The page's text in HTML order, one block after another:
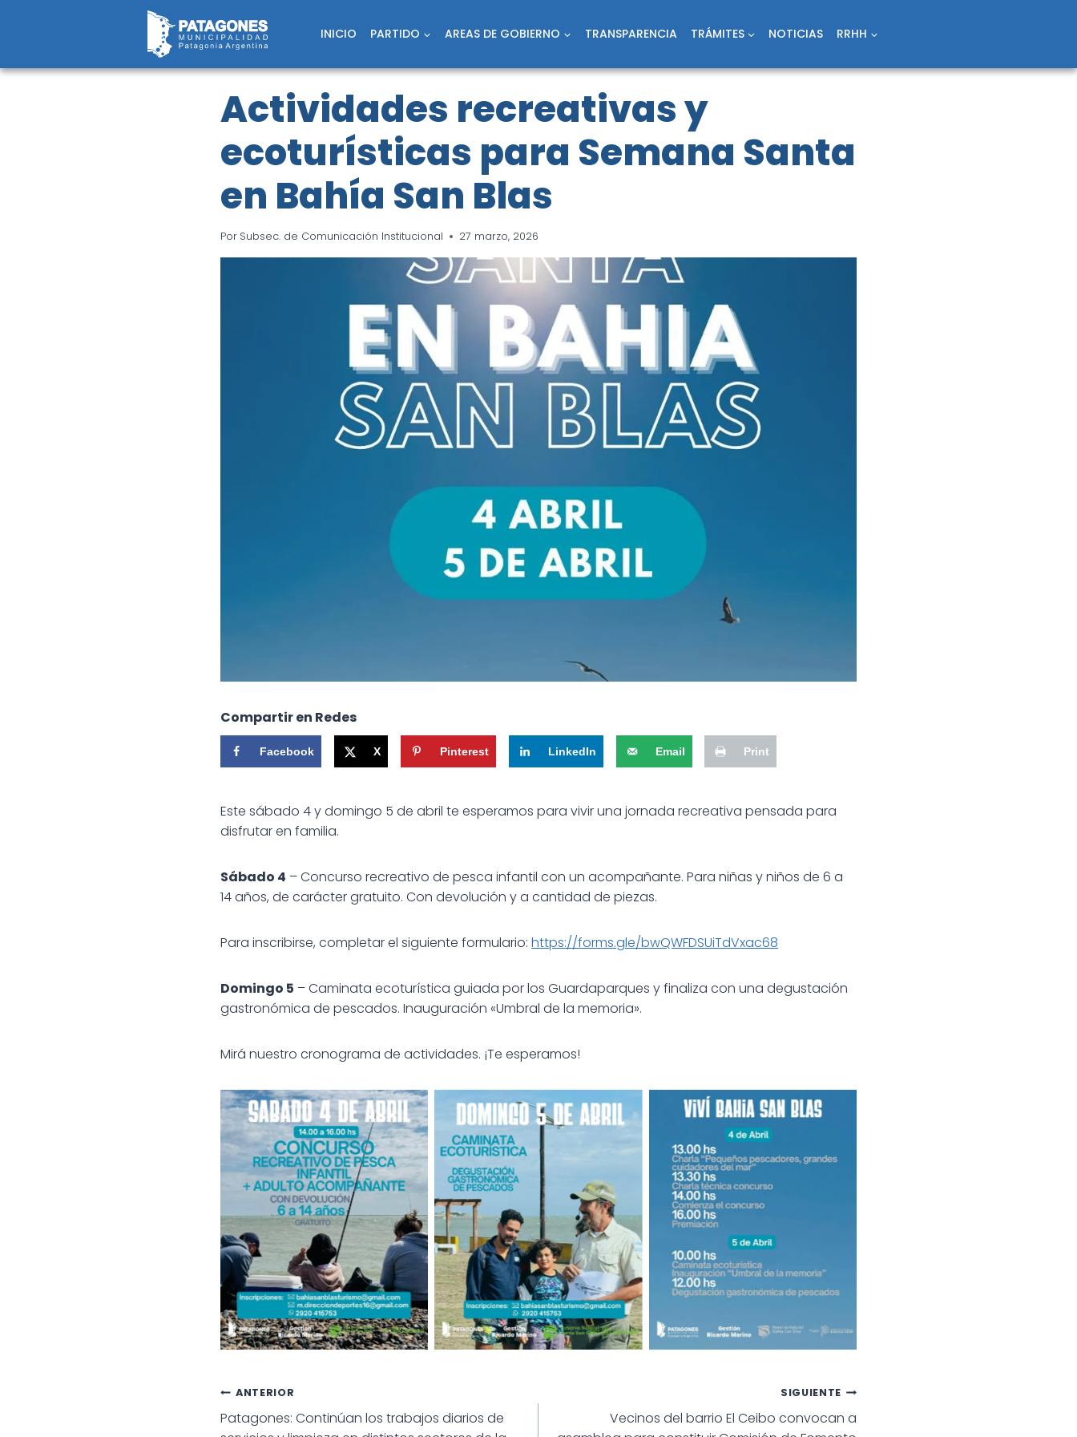
INICIO PARTIDO AREAS DE GOBIERNO TRANSPARENCIA TRÁMITES NOTICIAS RRHH
Actividades recreativas y
ecoturísticas para Semana Santa
en Bahía San Blas
Por Subsec. de Comunicación Institucional 27 marzo, 2026
Compartir en Redes
Facebook X Pinterest LinkedIn Email Print
Este sábado 4 y domingo 5 de abril te esperamos para vivir una jornada recreativa pensada para
disfrutar en familia.
Sábado 4 – Concurso recreativo de pesca infantil con un acompañante. Para niñas y niños de 6 a
14 años, de carácter gratuito. Con devolución y a cantidad de piezas.
Para inscribirse, completar el siguiente formulario: https://forms.gle/bwQWFDSUiTdVxac68
Domingo 5 – Caminata ecoturística guiada por los Guardaparques y finaliza con una degustación
gastronómica de pescados. Inauguración «Umbral de la memoria».
Mirá nuestro cronograma de actividades. ¡Te esperamos!
Navegación
ANTERIOR
Patagones: Continúan los trabajos diarios de
SIGUIENTE
Vecinos del barrio El Ceibo convocan a